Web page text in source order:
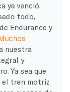
ya venció,
todo,
Endurance y
nuestra
y
Ya sea que
el tren motriz